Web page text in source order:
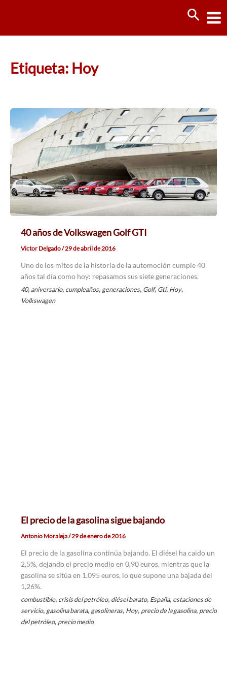
Etiqueta: Hoy
40 años de Volkswagen Golf GTI
Victor Delgado/29 de abril de 2016
Uno de los mitos de la historia de la automoción cumple 40
años tal día como hoy: repasamos sus siete generaciones.
40, aniversario, cumpleaños, generaciones, Golf, Gti, Hoy,
Volkswagen
El precio de la gasolina sigue bajando
Antonio Moraleja/29 de enero de 2016
El precio de la gasolina continúa bajando. El diésel ha caido un
2,5%, dejando el precio medio en 0,90 euros, mientras que la
gasolina se sitúa en 1,095 euros, lo que supone una bajada del
1,26%.
combustible, crisis del petróleo, diésel barato, España, estaciones de
servicio, gasolina barata, gasolineras, Hoy, precio de la gasolina, precio
del petróleo, precio medio